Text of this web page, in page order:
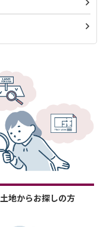
土地からお探しの方